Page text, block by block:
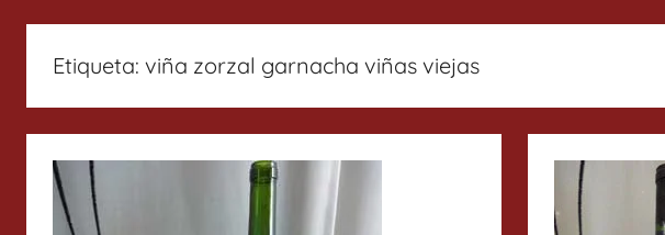
Etiqueta: viña zorzal garnacha viñas viejas